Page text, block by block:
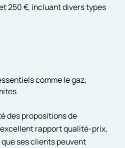
250 €, incluant divers types
comme le gaz,
des propositions de
rapport qualité-prix,
ses clients peuvent